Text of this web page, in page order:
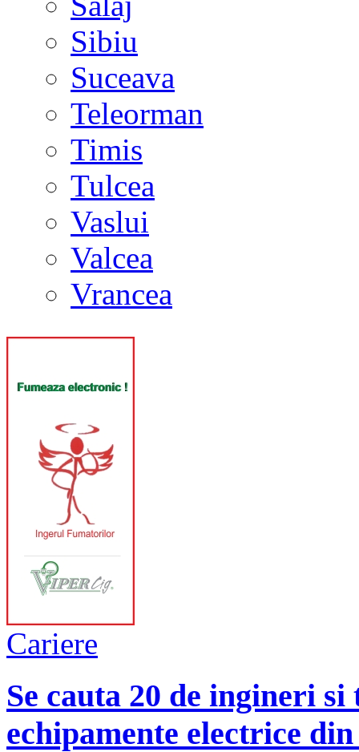
Sibiu
Suceava
Teleorman
Timis
Tulcea
Vaslui
Valcea
Vrancea
Cariere
Se cauta 20 de ingineri
echipamente electrice